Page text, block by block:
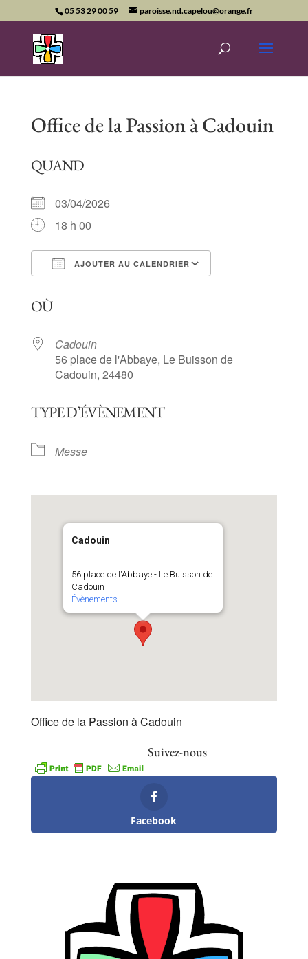
05 53 29 00 59 paroisse.nd.capelou@orange.fr
Office de la Passion à Cadouin
QUAND
03/04/2026
18 h 00
AJOUTER AU CALENDRIER
OÙ
Cadouin
56 place de l'Abbaye, Le Buisson de
Cadouin, 24480
TYPE D’ÉVÈNEMENT
Messe
Cadouin
56 place de l'Abbaye - Le Buisson de
Cadouin
Évènements
Office de la Passion à Cadouin
Suivez-nous
Facebook